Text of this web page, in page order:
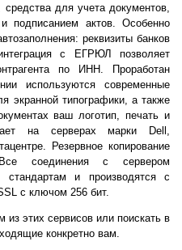
средства для учета документов,
подписанием актов. Особенно
реквизиты банков
с ЕГРЮЛ позволяет
по ИНН. Проработан
используются современные
экранной типографики, а также
ваш логотип, печать и
на серверах марки Dell,
Резервное копирование
соединения с сервером
и производятся с
с ключом 256 бит.
этих сервисов или поискать в
конкретно вам.